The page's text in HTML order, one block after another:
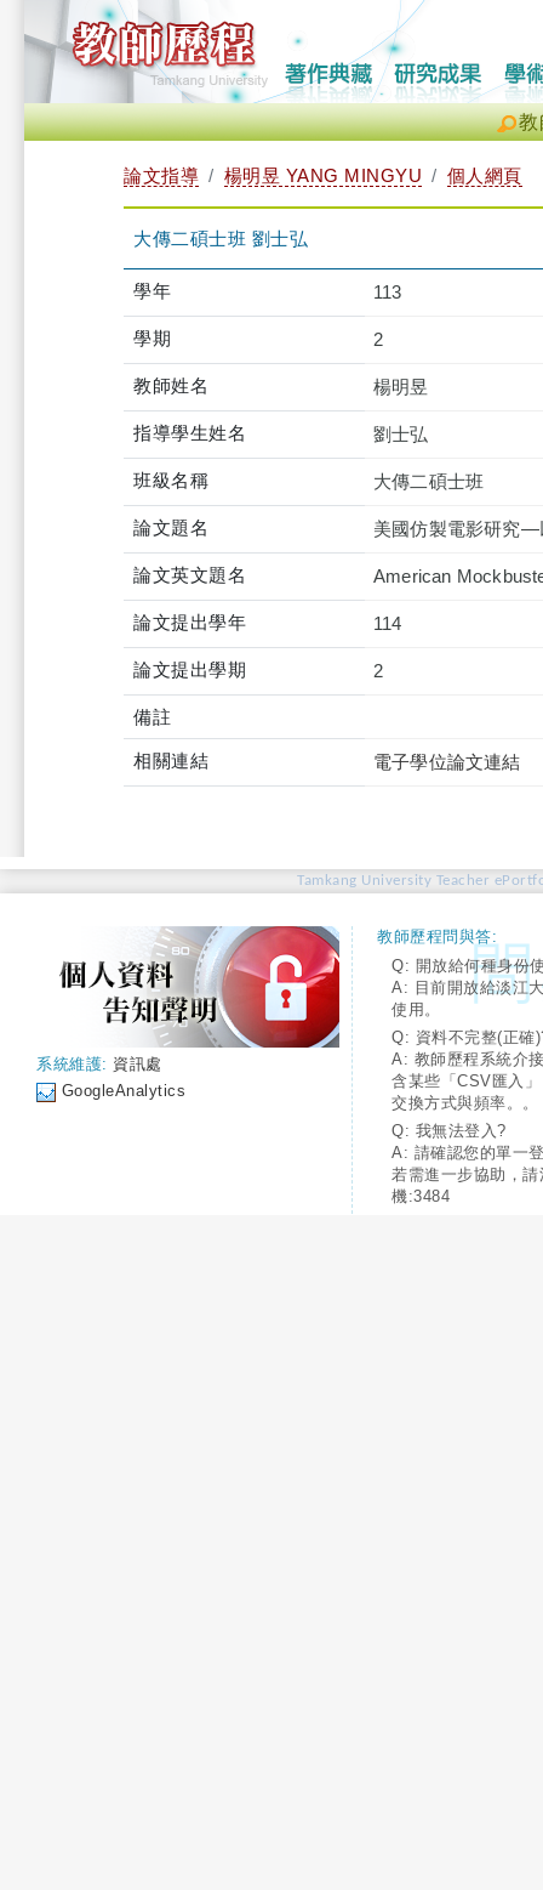
教
論文指導 楊明昱 YANG MINGYU 個人網頁
大傳二碩士班 劉士弘
學年 113
學期 2
教師姓名 楊明昱
指導學生姓名 劉士弘
班級名稱 大傳二碩士班
論文題名 美國仿製電影研究—
論文英文題名 American
論文提出學年 114
論文提出學期 2
備註
相關連結 電子學位論文連結
Tamkang University Teacher
系統維護: 資訊處
GoogleAnalytics
教師歷程問與答:
Q: 開放給何種身份
A: 目前開放給淡江
使用。
Q: 資料不完整(正確
A: 教師歷程系統介
含某些「CSV匯入
交換方式與頻率。。
Q: 我無法登入?
A: 請確認您的單一
若需進一步協助，
機:3484